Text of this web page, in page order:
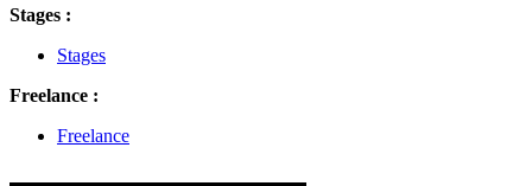
Stages :
Stages
Freelance :
Freelance